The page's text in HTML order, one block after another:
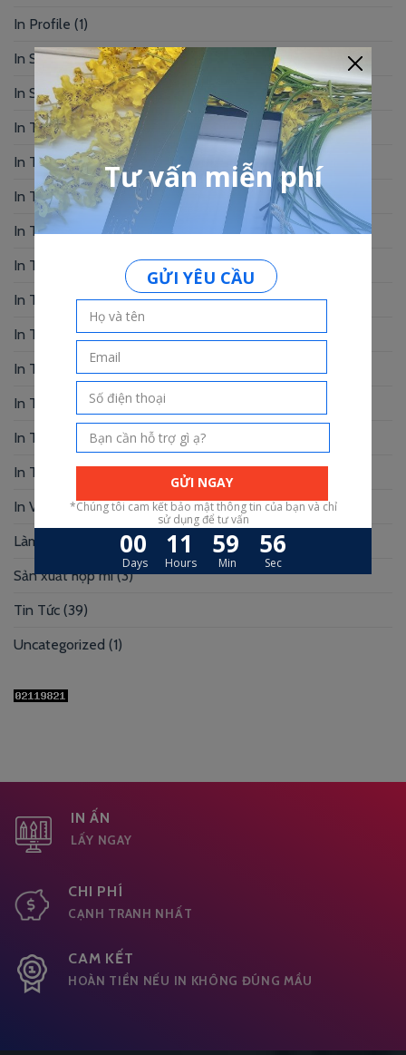
In Profile (1)
In Sổ Tay(2)
In Standee – PP(2)
In Tag Treo (7)
In Thẻ Bài(2)
In Thẻ Nhân Viên
(3)
In Thẻ Nhựa(34)
In Thiệp Chúc Mừng(6)
In Thiệp Cưới(33)
In Thiệp Mời(6)
In Tờ Rơi
(1)
In Tranh
In Truyện Tranh(4)
In Túi Giấy
In Voucher(12)
Làm Hộp Đựng
(30)
Sản xuất hộp mi(3)
Tin Tức (39)
Uncategorized (1)
IN ẤN
LẤY NGAY
CHI PHÍ
CẠNH TRANH NHẤT
CAM KẾT
HOÀN TIỀN NẾU IN KHÔNG ĐÚNG MẦU